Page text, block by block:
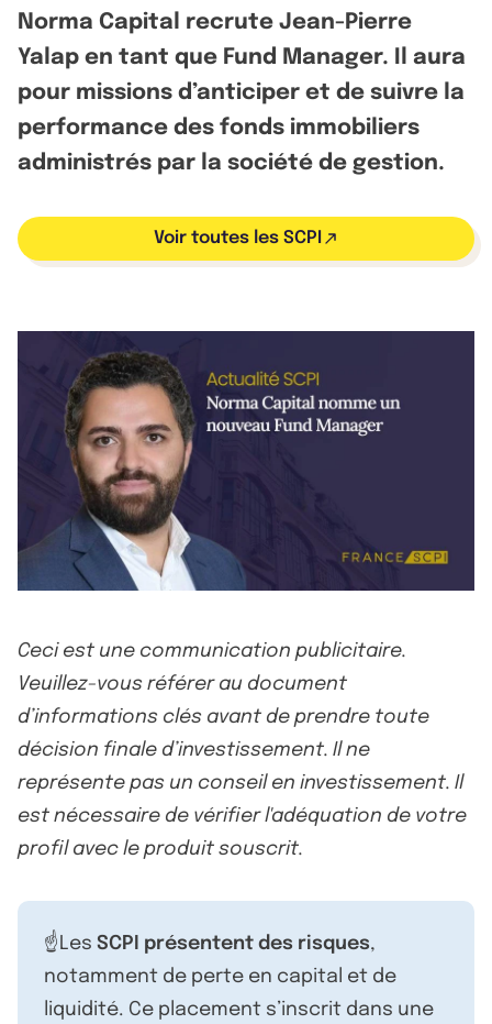
Norma Capital recrute Jean-Pierre
Yalap en tant que Fund Manager. Il aura
pour missions d’anticiper et de suivre la
performance des fonds immobiliers
administrés par la société de gestion.
Voir toutes les SCPI
Ceci est une communication publicitaire.
Veuillez-vous référer au document
d’informations clés avant de prendre toute
décision finale d’investissement. Il ne
représente pas un conseil en investissement. Il
est nécessaire de vérifier l'adéquation de votre
profil avec le produit souscrit.
☝️Les SCPI présentent des risques,
notamment de perte en capital et de
liquidité. Ce placement s’inscrit dans une